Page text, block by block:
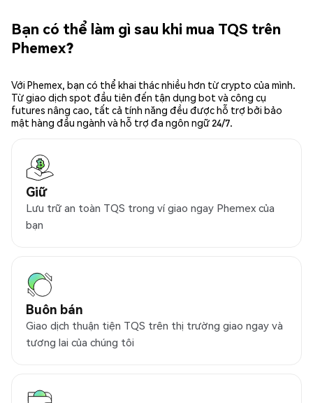
Bạn có thể làm gì sau khi mua TQS trên
Phemex?
Với Phemex, bạn có thể khai thác nhiều hơn từ crypto của mình.
Từ giao dịch spot đầu tiên đến tận dụng bot và công cụ
futures nâng cao, tất cả tính năng đều được hỗ trợ bởi bảo
mật hàng đầu ngành và hỗ trợ đa ngôn ngữ 24/7.
Giữ
Lưu trữ an toàn TQS trong ví giao ngay Phemex của
bạn
Buôn bán
Giao dịch thuận tiện TQS trên thị trường giao ngay và
tương lai của chúng tôi